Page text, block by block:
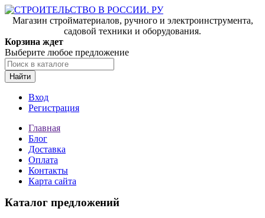
Магазин стройматериалов, ручного и электроинструмента,
садовой техники и оборудования.
Корзина ждет
Выберите любое предложение
Найти
Вход
Регистрация
Главная
Блог
Доставка
Оплата
Контакты
Карта сайта
Каталог предложений